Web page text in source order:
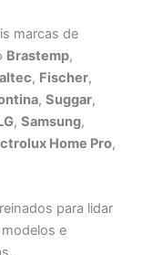
marcas de
Brastemp,
, Fischer,
,Suggar,
,Samsung,
Home Pro,
para lidar
e